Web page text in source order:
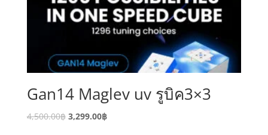
Gan14 Maglev uv รูบิค3×3
4,500.00฿ 3,299.00฿